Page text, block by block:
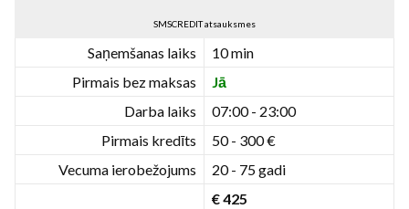
SMSCREDIT atsauksmes
Saņemšanas laiks
10 min
Pirmais bez maksas
Jā
Darba laiks
07:00 - 23:00
Pirmais kredīts
50 - 300 €
Vecuma ierobežojums
20 - 75 gadi
€ 425